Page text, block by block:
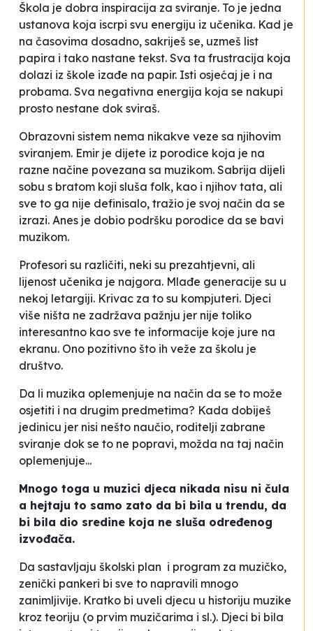
Škola je dobra inspiracija za sviranje. To je jedna
ustanova koja iscrpi svu energiju iz učenika. Kad je
na časovima dosadno, sakriješ se, uzmeš list
papira i tako nastane tekst. Sva ta frustracija koja
dolazi iz škole izađe na papir. Isti osjećaj je i na
probama. Sva negativna energija koja se nakupi
prosto nestane dok sviraš.
Obrazovni sistem nema nikakve veze sa njihovim
sviranjem. Emir je dijete iz porodice koja je na
razne načine povezana sa muzikom. Sabrija dijeli
sobu s bratom koji sluša folk, kao i njihov tata, ali
sve to ga nije definisalo, tražio je svoj način da se
izrazi. Anes je dobio podršku porodice da se bavi
muzikom.
Profesori su različiti, neki su prezahtjevni, ali
lijenost učenika je najgora. Mlađe generacije su u
nekoj letargiji. Krivac za to su kompjuteri. Djeci
više ništa ne zadržava pažnju jer nije toliko
interesantno kao sve te informacije koje jure na
ekranu. Ono pozitivno što ih veže za školu je
društvo.
Da li muzika oplemenjuje na način da se to može
osjetiti i na drugim predmetima? Kada dobiješ
jedinicu jer nisi nešto naučio, roditelji zabrane
sviranje dok se to ne popravi, možda na taj način
oplemenjuje...
Mnogo toga u muzici djeca nikada nisu ni čula
a hejtaju to samo zato da bi bila u trendu, da
bi bila dio sredine koja ne sluša određenog
izvođača.
Da sastavljaju školski plan i program za muzičko,
zenički pankeri bi sve to napravili mnogo
zanimljivije. Kratko bi uveli djecu u historiju muzike
kroz teoriju (o prvim muzičarima i sl.). Djeci bi bila